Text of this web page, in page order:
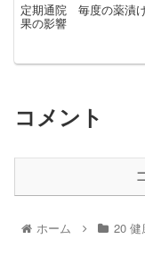
定期通院 毎度の薬漬
果の影響
コメント
ホーム 20 健